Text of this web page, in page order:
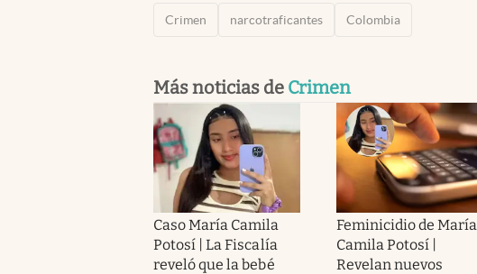
Crimen narcotraficantes Colombia
Más noticias de Crimen
Caso María Camila
Potosí | La Fiscalía
reveló que la bebé
Feminicidio de María
Camila Potosí |
Revelan nuevos